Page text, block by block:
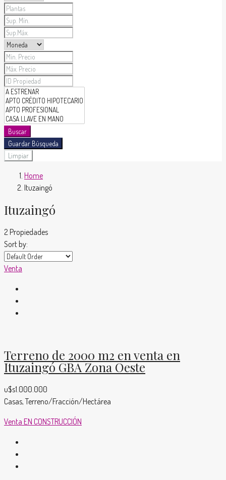
Buscar
Guardar Búsqueda
Limpiar
Home
Ituzaingó
Ituzaingó
2 Propiedades
Sort by:
Venta
Terreno de 2000 m2 en venta en
Ituzaingó GBA Zona Oeste
u$s1.000.000
Casas, Terreno/Fracción/Hectárea
Venta EN CONSTRUCCIÓN